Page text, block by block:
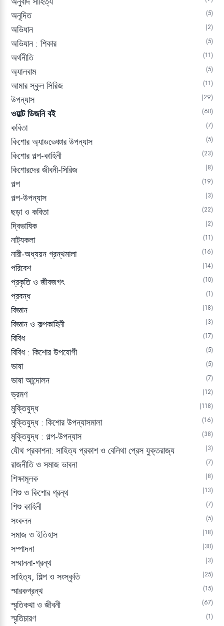
অনূদিত 5
অভিধান 2
অভিযান : শিকার 5
অর্থনীতি 11
অ্যালবাম 5
আমার স্কুল সিরিজ 11
উপন্যাস 29
ওয়াল্ট ডিজনি বই 60
কবিতা 7
কিশোর অ্যাডভেঞ্চার উপন্যাস 5
কিশোর গল্প-কাহিনী 23
কিশোরদের জীবনী-সিরিজ 8
গল্প 19
গল্প-উপন্যাস 3
ছড়া ও কবিতা 22
দ্বিভাষিক 2
নাট্যকলা 11
নারী-অধ্যয়ন গ্রন্থমালা 16
পরিবেশ 14
প্রকৃতি ও জীবজগৎ 10
প্রবন্ধ 1
বিজ্ঞান 18
বিজ্ঞান ও কল্পকাহিনী 3
বিবিধ 17
বিবিধ : কিশোর উপযোগী 5
ভাষা 5
ভাষা আন্দোলন 7
ভ্রমণ 12
মুক্তিযুদ্ধ 118
মুক্তিযুদ্ধ : কিশোর উপন্যাসমালা 16
মুক্তিযুদ্ধ : গল্প-উপন্যাস 38
যৌথ প্রকাশনা: সাহিত্য প্রকাশ ও বেলিথা প্রেস যুক্তরাজ্য 3
রাজনীতি ও সমাজ ভাবনা 7
শিক্ষামূলক 8
শিশু ও কিশোর গ্রন্থ 13
শিশু কাহিনী 7
সংকলন 5
সমাজ ও ইতিহাস 18
সম্পাদনা 30
সম্মাননা-গ্রন্থ 3
সাহিত্য, শিল্প ও সংস্কৃতি 25
স্মারকগ্রন্থ 15
স্মৃতিকথা ও জীবনী 67
স্মৃতিচারণ 1